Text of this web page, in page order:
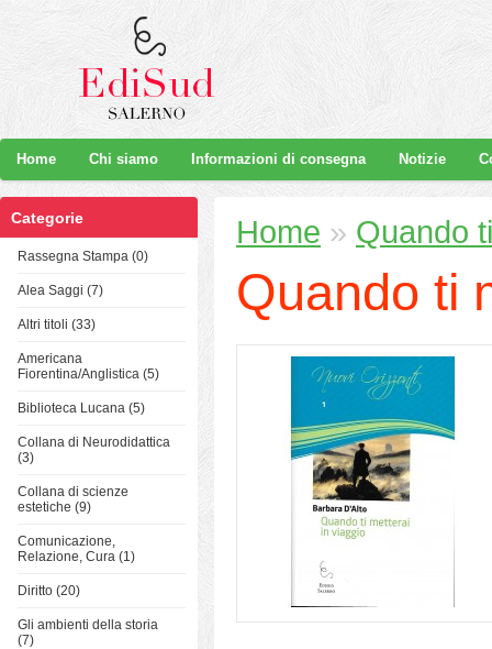
Home Chi siamo Informazioni di consegna Notizie
Categorie
Rassegna Stampa (0)
Alea Saggi (7)
Altri titoli (33)
Americana
Fiorentina/Anglistica (5)
Biblioteca Lucana (5)
Collana di Neurodidattica
(3)
Collana di scienze
estetiche (9)
Comunicazione,
Relazione, Cura (1)
Diritto (20)
Gli ambienti della storia
(7)
Home » Quando
Quando ti